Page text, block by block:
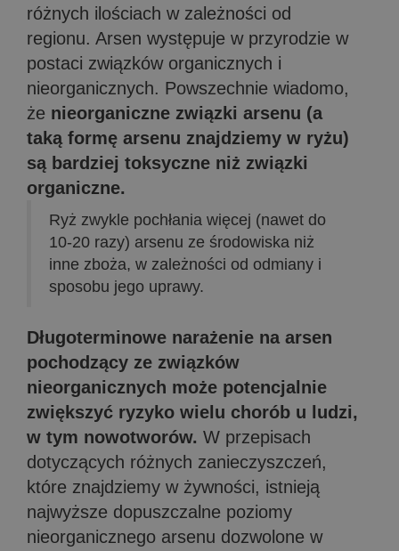
różnych ilościach w zależności od
regionu. Arsen występuje w przyrodzie w
postaci związków organicznych i
nieorganicznych. Powszechnie wiadomo,
że nieorganiczne związki arsenu (a
taką formę arsenu znajdziemy w ryżu)
są bardziej toksyczne niż związki
organiczne.
Ryż zwykle pochłania więcej (nawet do
10-20 razy) arsenu ze środowiska niż
inne zboża, w zależności od odmiany i
sposobu jego uprawy.
Długoterminowe narażenie na arsen
pochodzący ze związków
nieorganicznych może potencjalnie
zwiększyć ryzyko wielu chorób u ludzi,
w tym nowotworów. W przepisach
dotyczących różnych zanieczyszczeń,
które znajdziemy w żywności, istnieją
najwyższe dopuszczalne poziomy
nieorganicznego arsenu dozwolone w